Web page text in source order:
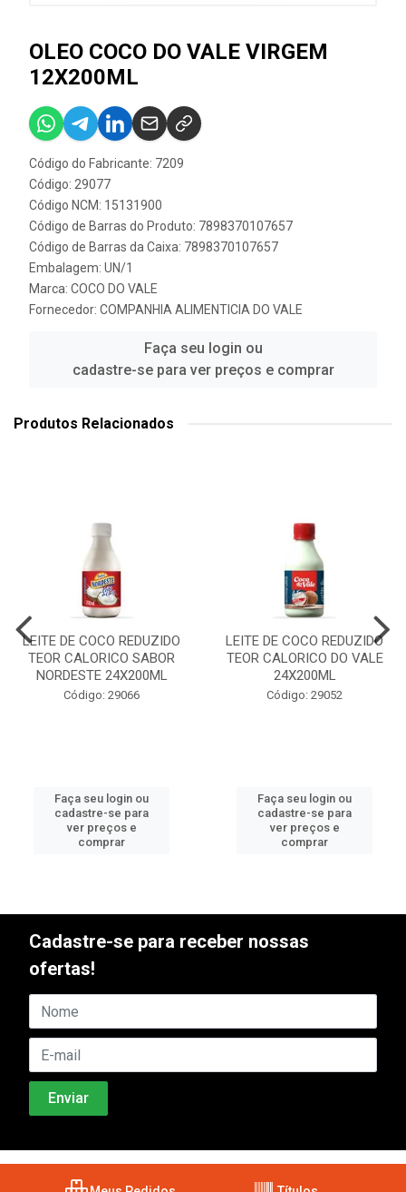
OLEO COCO DO VALE VIRGEM
12X200ML
Código do Fabricante: 7209
Código: 29077
Código NCM: 15131900
Código de Barras do Produto: 7898370107657
Código de Barras da Caixa: 7898370107657
Embalagem: UN/1
Marca: COCO DO VALE
Fornecedor: COMPANHIA ALIMENTICIA DO VALE
Faça seu login ou
cadastre-se para ver preços e comprar
Produtos Relacionados
LEITE DE COCO REDUZIDO
TEOR CALORICO SABOR
NORDESTE 24X200ML
Código: 29066
Faça seu login ou
cadastre-se para
ver preços e
comprar
LEITE DE COCO REDUZIDO
TEOR CALORICO DO VALE
24X200ML
Código: 29052
Faça seu login ou
cadastre-se para
ver preços e
comprar
Cadastre-se para receber nossas
ofertas!